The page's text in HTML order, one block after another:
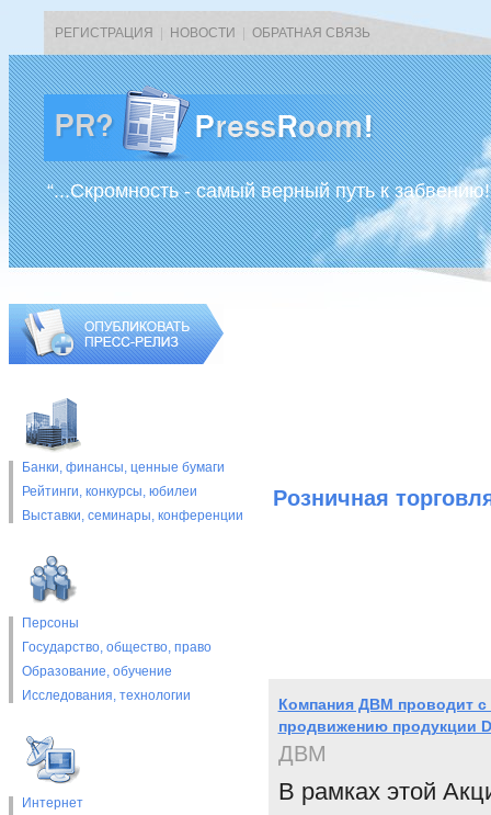
РЕГИСТРАЦИЯ НОВОСТИ ОБРАТНАЯ СВЯЗЬ
“...Скромность - самый верный путь к
Банки, финансы, ценные бумаги
Рейтинги, конкурсы, юбилеи
Выставки, cеминары, конференции
Персоны
Государство, общество, право
Образование, обучение
Исследования, технологии
Интернет
Розничная
Компания ДВМ проводит
продвижению продукции
ДВМ
В рамках этой